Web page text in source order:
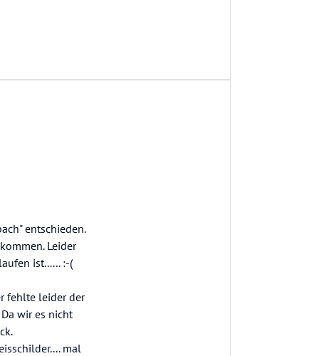
entschieden.
Leider
ist...... :-(
fehlte leider der
wir es nicht
mal